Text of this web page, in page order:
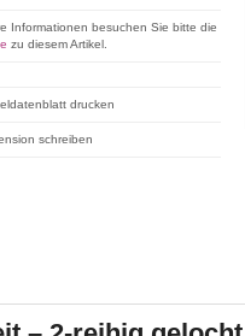
Informationen besuchen Sie bitte die
zu diesem Artikel.
drucken
schreiben